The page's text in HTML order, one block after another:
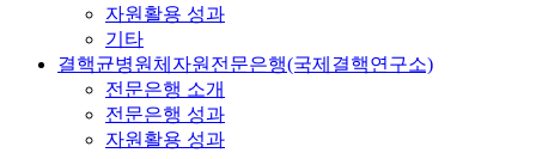
자원활용 성과
기타
결핵균병원체자원전문은행(국제결핵연구소)
전문은행 소개
전문은행 성과
자원활용 성과